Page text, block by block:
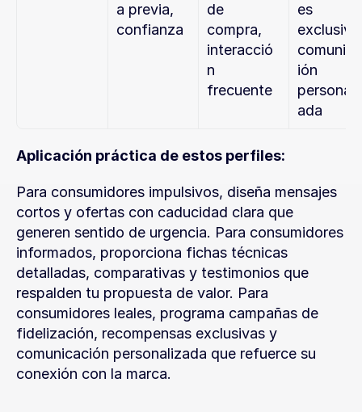
a previa,
confianza
de
compra,
interacció
n
frecuente
es
ión
ada
Aplicación práctica de estos perfiles:
Para consumidores impulsivos, diseña mensajes
cortos y ofertas con caducidad clara que
generen sentido de urgencia. Para consumidores
informados, proporciona fichas técnicas
detalladas, comparativas y testimonios que
respalden tu propuesta de valor. Para
consumidores leales, programa campañas de
fidelización, recompensas exclusivas y
comunicación personalizada que refuerce su
conexión con la marca.